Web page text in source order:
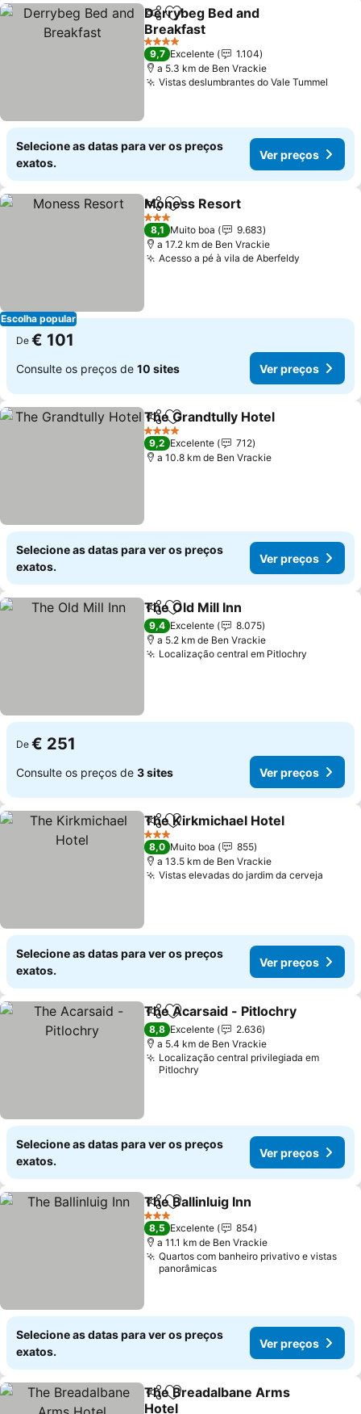
PartilharAdicionar aos favoritos
Derrybeg Bed and
Breakfast
Ver preços
4 Estrelas
9,7 Excelente
1.104
a 5.3 km de Ben Vrackie
Vistas deslumbrantes do Vale Tummel
Selecione as datas para ver os preços
exatos.
Ver preços
Escolha popular
PartilharAdicionar aos favoritos
Moness Resort
3 Estrelas
8,1 Muito boa
9.683
a 17.2 km de Ben Vrackie
Acesso a pé à vila de Aberfeldy
De € 101
Consulte os preços de 10 sites Ver preços
PartilharAdicionar aos favoritos
The Grandtully Hotel
4 Estrelas
9,2 Excelente
712
a 10.8 km de Ben Vrackie
Selecione as datas para ver os preços
exatos.
Ver preços
PartilharAdicionar aos favoritos
The Old Mill Inn
9,4 Excelente
8.075
a 5.2 km de Ben Vrackie
Localização central em Pitlochry
De € 251
Consulte os preços de 3 sites Ver preços
PartilharAdicionar aos favoritos
The Kirkmichael Hotel
3 Estrelas
8,0 Muito boa
855
a 13.5 km de Ben Vrackie
Vistas elevadas do jardim da cerveja
Selecione as datas para ver os preços
exatos.
Ver preços
PartilharAdicionar aos favoritos
The Acarsaid - Pitlochry
8,8 Excelente
2.636
a 5.4 km de Ben Vrackie
Localização central privilegiada em
Pitlochry
Selecione as datas para ver os preços
exatos.
Ver preços
PartilharAdicionar aos favoritos
The Ballinluig Inn
3 Estrelas
8,5 Excelente
854
a 11.1 km de Ben Vrackie
Quartos com banheiro privativo e vistas
panorâmicas
Selecione as datas para ver os preços
exatos.
Ver preços
PartilharAdicionar aos favoritos
The Breadalbane Arms
Hotel